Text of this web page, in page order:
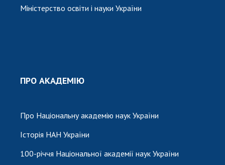
Міністерство освіти і науки України
ПРО АКАДЕМІЮ
Про Національну академію наук України
Історія НАН України
100-річчя Національної академії наук України